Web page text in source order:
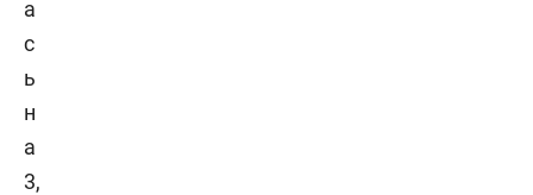
а
с
ь
н
а
3,